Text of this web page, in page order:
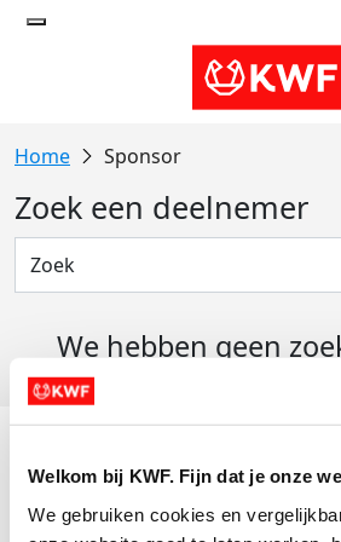
Welkom bij KWF. Fijn dat je onze
We gebruiken cookies en
Sponsor
Zoek een deelnemer
We hebben geen
Actiematerialen
Evenementen